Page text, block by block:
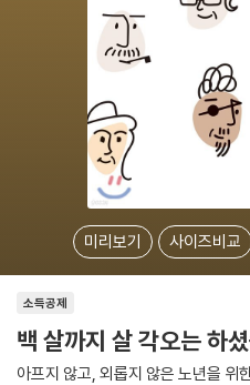
미리보기 사이즈비교
소득공제
백 살까지 살 각오는 하
아프지 않고, 외롭지 않은 노년을 위